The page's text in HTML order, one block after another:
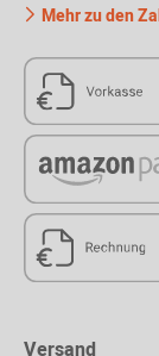
Mehr zu den
Versand